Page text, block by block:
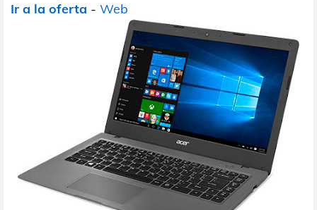
Ir a la oferta - Web